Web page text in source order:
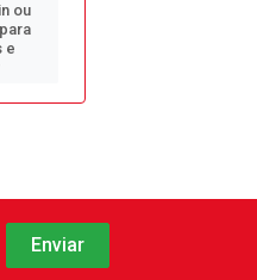
ou
e